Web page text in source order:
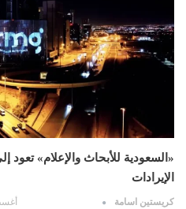
«السعودية للأبحاث والإعلام» تعود
الإيرادات
كريستين اسامة